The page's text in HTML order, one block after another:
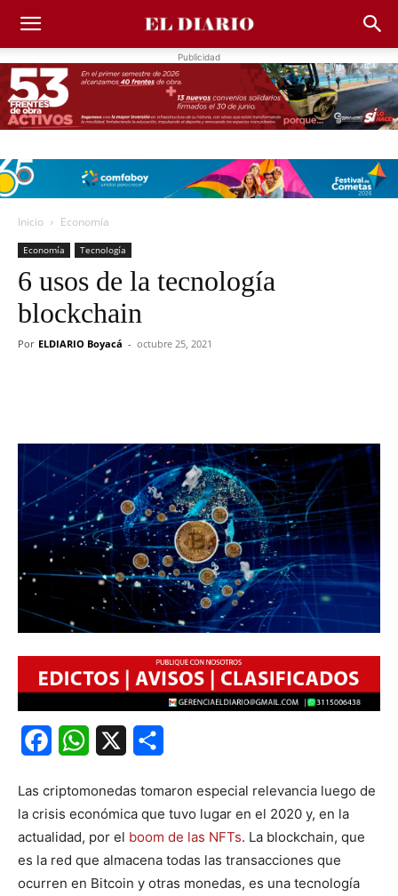
Publicidad
Inicio Economía
Economía Tecnología
6 usos de la tecnología
blockchain
Por ELDIARIO Boyacá - octubre 25, 2021
FacebookWhatsApp
Las criptomonedas tomaron especial relevancia luego de
la crisis económica que tuvo lugar en el 2020 y, en la
actualidad, por el boom de las NFTs. La blockchain, que
es la red que almacena todas las transacciones que
ocurren en Bitcoin y otras monedas, es una tecnología